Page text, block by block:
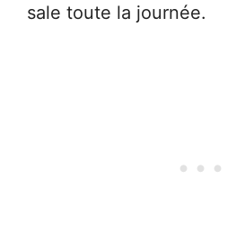
sale toute la journée.